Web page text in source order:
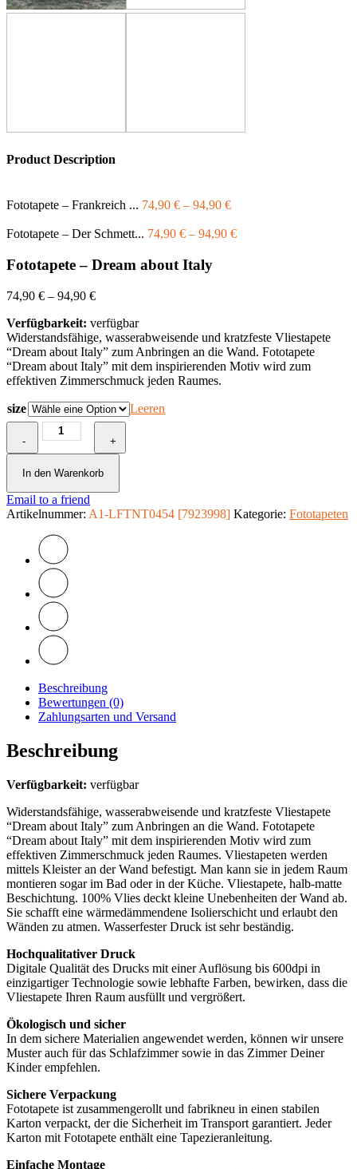
Product Description
Fototapete – Frankreich ... 74,90 € – 94,90 €
Fototapete – Der Schmett... 74,90 € – 94,90 €
Fototapete – Dream about Italy
74,90 € – 94,90 €
Verfügbarkeit: verfügbar
Widerstandsfähige, wasserabweisende und kratzfeste Vliestapete
“Dream about Italy” zum Anbringen an die Wand. Fototapete
“Dream about Italy” mit dem inspirierenden Motiv wird zum
effektiven Zimmerschmuck jeden Raumes.
size Leeren
-
Fototapete
-
Dream
about
Menge
+
In den Warenkorb
Email to a friend
Artikelnummer: A1-LFTNT0454 [7923998] Kategorie: Fototapeten
Beschreibung
Bewertungen (0)
Zahlungsarten und Versand
Beschreibung
Verfügbarkeit: verfügbar
Widerstandsfähige, wasserabweisende und kratzfeste Vliestapete
“Dream about Italy” zum Anbringen an die Wand. Fototapete
“Dream about Italy” mit dem inspirierenden Motiv wird zum
effektiven Zimmerschmuck jeden Raumes. Vliestapeten werden
mittels Kleister an der Wand befestigt. Man kann sie in jedem Raum
montieren sogar im Bad oder in der Küche. Vliestapete, halb-matte
Beschichtung. 100% Vlies deckt kleine Unebenheiten der Wand ab.
Sie schafft eine wärmedämmendene Isolierschicht und erlaubt den
Wänden zu atmen. Wasserfester Druck ist sehr beständig.
Hochqualitativer Druck
Digitale Qualität des Drucks mit einer Auflösung bis 600dpi in
einzigartiger Technologie sowie lebhafte Farben, bewirken, dass die
Vliestapete Ihren Raum ausfüllt und vergrößert.
Ökologisch und sicher
In dem sichere Materialien angewendet werden, können wir unsere
Muster auch für das Schlafzimmer sowie in das Zimmer Deiner
Kinder empfehlen.
Sichere Verpackung
Fototapete ist zusammengerollt und fabrikneu in einen stabilen
Karton verpackt, der die Sicherheit im Transport garantiert. Jeder
Karton mit Fototapete enthält eine Tapezieranleitung.
Einfache Montage